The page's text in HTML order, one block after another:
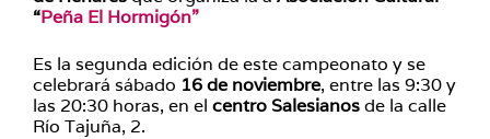
“Peña El Hormigón”
Es la segunda edición de este campeonato y se
celebrará sábado 16 de noviembre, entre las 9:30 y
las 20:30 horas, en el centro Salesianosde la calle
Río Tajuña, 2.